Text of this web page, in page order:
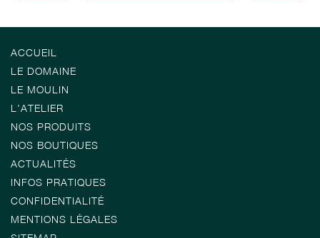
ACCUEIL
LE DOMAINE
LE MOULIN
L'ATELIER
NOS PRODUITS
NOS BOUTIQUES
ACTUALITÉS
INFOS PRATIQUES
CONFIDENTIALITÉ
MENTIONS LÉGALES